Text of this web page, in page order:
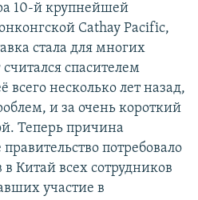
10-й крупнейшей
Cathay Pacific,
стала для многих
спасителем
несколько лет назад,
и за очень короткий
Теперь причина
потребовало
в Китай всех сотрудников
участие в